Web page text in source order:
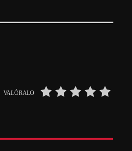
VALÓRALO